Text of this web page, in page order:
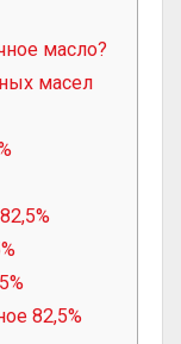
масло?
масел
82,5%